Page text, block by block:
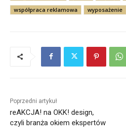
współpraca reklamowa
wyposażenie
Poprzedni artykuł
reAKCJA! na OKK! design,
czyli branża okiem ekspertów